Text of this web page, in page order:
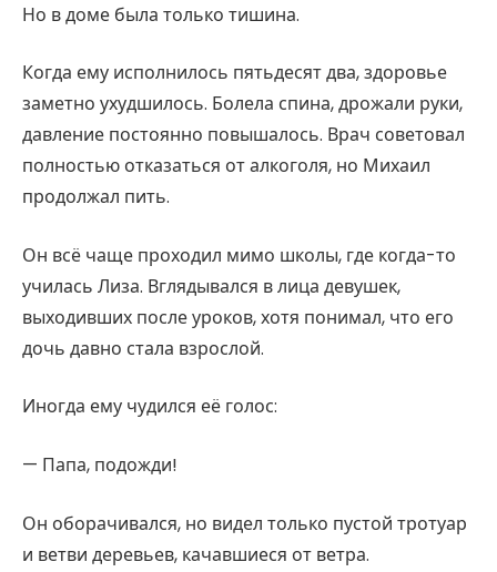
Но в доме была только тишина.
Когда ему исполнилось пятьдесят два, здоровье
заметно ухудшилось. Болела спина, дрожали руки,
давление постоянно повышалось. Врач советовал
полностью отказаться от алкоголя, но Михаил
продолжал пить.
Он всё чаще проходил мимо школы, где когда-то
училась Лиза. Вглядывался в лица девушек,
выходивших после уроков, хотя понимал, что его
дочь давно стала взрослой.
Иногда ему чудился её голос:
— Папа, подожди!
Он оборачивался, но видел только пустой тротуар
и ветви деревьев, качавшиеся от ветра.